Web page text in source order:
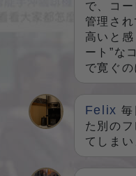
で、コ
管理さ
高いと
ート”な
で寛ぐの
Felix毎
た別の
てしまい